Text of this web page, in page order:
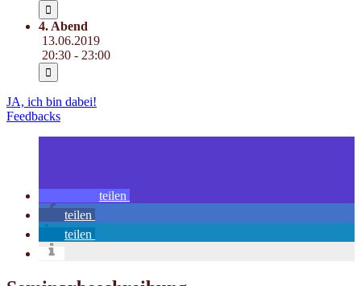
4. Abend
13.06.2019
20:30 - 23:00
JA, ich bin dabei!
Feedbacks
teilen
teilen
teilen